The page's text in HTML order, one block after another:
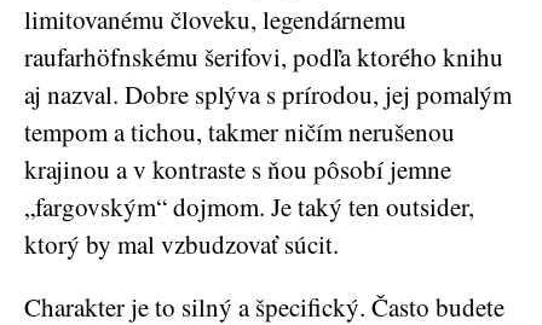
limitovanému človeku, legendárnemu
raufarhöfnskému šerifovi, podľa ktorého knihu
aj nazval. Dobre splýva s prírodou, jej pomalým
tempom a tichou, takmer ničím nerušenou
krajinou a v kontraste s ňou pôsobí jemne
„fargovským“ dojmom. Je taký ten outsider,
ktorý by mal vzbudzovať súcit.
Charakter je to silný a špecifický. Často budete